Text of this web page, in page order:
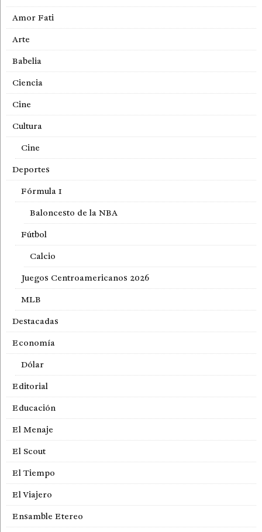
Amor Fati
Arte
Babelia
Ciencia
Cine
Cultura
Cine
Deportes
Fórmula 1
Baloncesto de la NBA
Fútbol
Calcio
Juegos Centroamericanos 2026
MLB
Destacadas
Economía
Dólar
Editorial
Educación
El Menaje
El Scout
El Tiempo
El Viajero
Ensamble Etereo